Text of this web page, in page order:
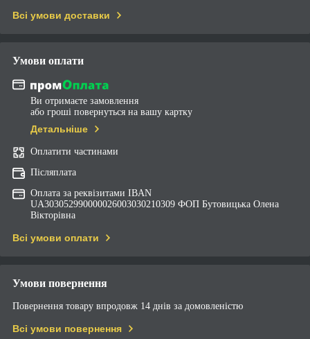
Всі умови доставки
Умови оплати
Ви отримаєте замовлення
або гроші повернуться на вашу картку
Детальніше
Оплатити частинами
Післяплата
Оплата за реквізитами IBAN
UA303052990000026003030210309 ФОП Бутовицька Олена
Вікторівна
Всі умови оплати
Умови повернення
Повернення товару впродовж 14 днів за домовленістю
Всі умови повернення